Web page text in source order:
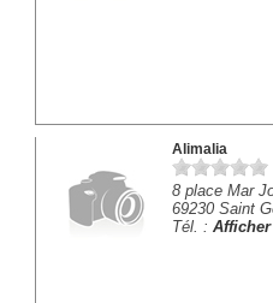
Alimalia
8 place Mar
69230 Saint
Tél. :